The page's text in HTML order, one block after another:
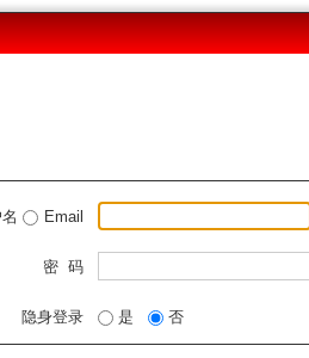
Email
密 码
隐身登录 是 否